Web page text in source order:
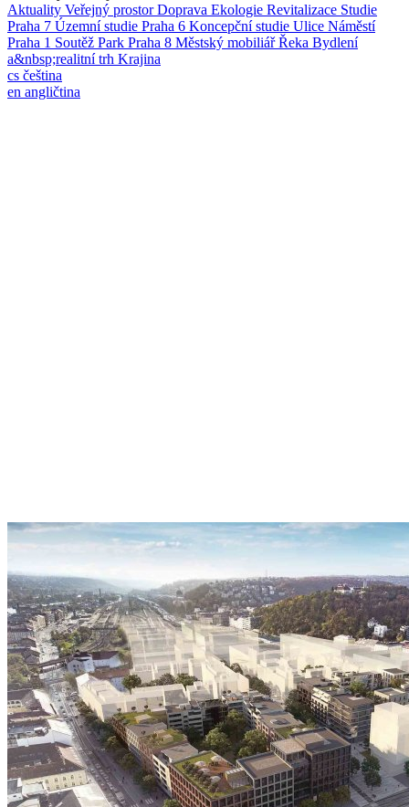
Aktuality Veřejný prostorDoprava Ekologie Revitalizace Studie
Praha 7 Územní studie Praha 6 Koncepční studie Ulice Náměstí
Praha 1 Soutěž Park Praha 8 Městský mobiliářŘeka Bydlení
a&nbsp;realitní trh Krajina
cs čeština
en angličtina